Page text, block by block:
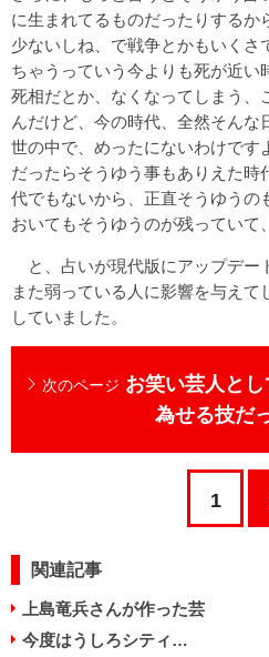
に生まれてるものだったりするか
少ないしね、で戦争とかもいくさ
ちゃうっていう今よりも死が近い
死相だとか、なくなってしまう、
んだけど、今の時代、全然そんな
世の中で、めったにないわけです
だったらそうゆう事もありえた時
代でもないから、正直そうゆうの
おいてもそうゆうのが残っていて
と、占いが現代版にアップデー
また弱っている人に影響を与え
していました。
次のページ お笑い芸人と
為せる技だ
1
関連記事
上島竜兵さんが作った芸
今度はうしろシティ…